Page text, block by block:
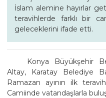
İslam alemine hayırlar
teravihlerde farklı bir
geleceklerini ifade etti.
Konya Büyükşehir
Altay, Karatay Belediye
Ramazan ayının ilk
Camiinde vatandaşlarla